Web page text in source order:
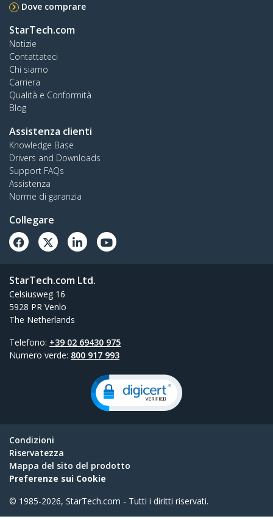
Dove comprare
StarTech.com
Notizie
Contattateci
Chi siamo
Carriera
Qualità e Conformità
Blog
Assistenza clienti
Knowledge Base
Drivers and Downloads
Support FAQs
Assistenza
Norme di garanzia
Collegare
StarTech.com Ltd.
Celsiusweg 16
5928 PR Venlo
The Netherlands
Telefono: +39 02 69430 975
Numero verde: 800 917 993
Condizioni
Riservatezza
Mappa del sito del prodotto
Preferenze sui Cookie
© 1985-2026, StarTech.com - Tutti i diritti riservati.